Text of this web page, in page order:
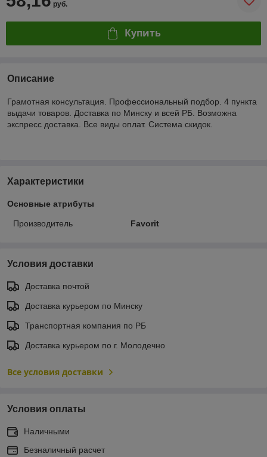
руб.
Купить
Описание
Грамотная консультация. Профессиональный подбор. 4 пункта
выдачи товаров. Доставка по Минску и всей РБ. Возможна
экспресс доставка. Все виды оплат. Система скидок.
Характеристики
Основные атрибуты
Производитель Favorit
Условия доставки
Доставка почтой
Доставка курьером по Минску
Транспортная компания по РБ
Доставка курьером по г. Молодечно
Все условия доставки
Условия оплаты
Наличными
Безналичный расчет